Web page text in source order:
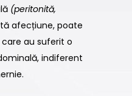
(peritonită,
afecțiune, poate
au suferit o
indiferent